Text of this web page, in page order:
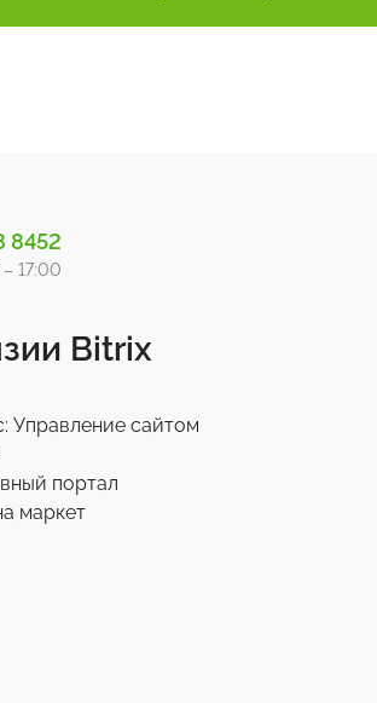
8452
17:00
Bitrix
Управление сайтом
портал
маркет